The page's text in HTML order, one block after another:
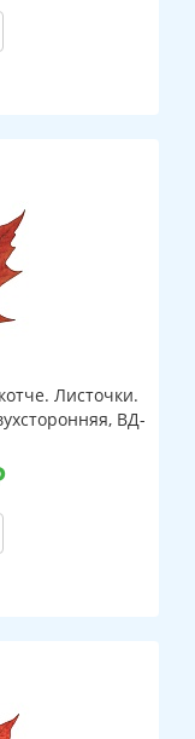
Листочки.
ВД-